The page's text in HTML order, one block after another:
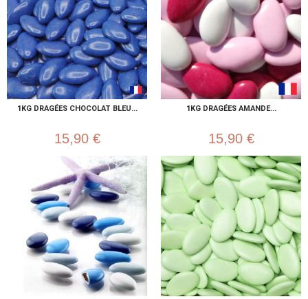
1KG DRAGÉES CHOCOLAT BLEU...
15,90 €
1KG DRAGÉES AMANDE...
15,90 €